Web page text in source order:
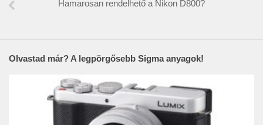
Hamarosan rendelhető a Nikon D800?
Olvastad már? A legpörgősebb Sigma anyagok!